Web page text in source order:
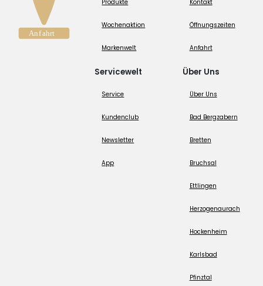
Produkte
Wochenaktion
Markenwelt
Servicewelt
Service
Kundenclub
Newsletter
App
Kontakt
Öffnungszeiten
Anfahrt
Über Uns
Über Uns
Bad Bergzabern
Bretten
Bruchsal
Ettlingen
Herzogenaurach
Hockenheim
Karlsbad
Pfinztal